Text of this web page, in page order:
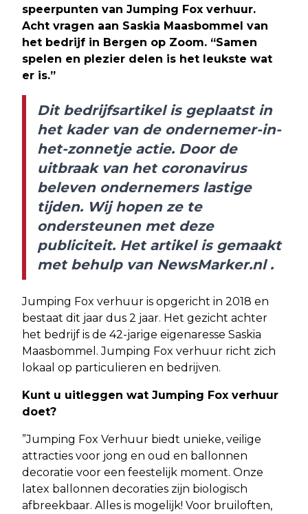
speerpunten van Jumping Fox verhuur.
Acht vragen aan Saskia Maasbommel van
het bedrijf in Bergen op Zoom. “Samen
spelen en plezier delen is het leukste wat
er is.”
Dit bedrijfsartikel is geplaatst in
het kader van de ondernemer-in-
het-zonnetje actie. Door de
uitbraak van het coronavirus
beleven ondernemers lastige
tijden. Wij hopen ze te
ondersteunen met deze
publiciteit. Het artikel is gemaakt
met behulp van NewsMarker.nl.
Jumping Fox verhuur is opgericht in 2018 en
bestaat dit jaar dus 2 jaar. Het gezicht achter
het bedrijf is de 42-jarige eigenaresse Saskia
Maasbommel. Jumping Fox verhuur richt zich
lokaal op particulieren en bedrijven.
Kunt u uitleggen wat Jumping Fox verhuur
doet?
”Jumping Fox Verhuur biedt unieke, veilige
attracties voor jong en oud en ballonnen
decoratie voor een feestelijk moment. Onze
latex ballonnen decoraties zijn biologisch
afbreekbaar. Alles is mogelijk! Voor bruiloften,